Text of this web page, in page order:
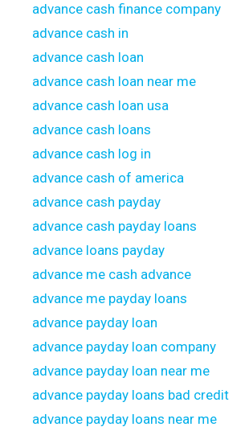
advance cash finance company
advance cash in
advance cash loan
advance cash loan near me
advance cash loan usa
advance cash loans
advance cash log in
advance cash of america
advance cash payday
advance cash payday loans
advance loans payday
advance me cash advance
advance me payday loans
advance payday loan
advance payday loan company
advance payday loan near me
advance payday loans bad credit
advance payday loans near me